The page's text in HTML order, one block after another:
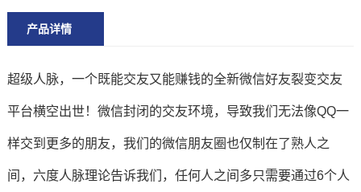
产品详情
超级人脉，一个既能交友又能赚钱的全新微信好友裂变交友
平台横空出世！微信封闭的交友环境，导致我们无法像QQ一
样交到更多的朋友，我们的微信朋友圈也仅制在了熟人之
间，六度人脉理论告诉我们，任何人之间多只需要通过6个人